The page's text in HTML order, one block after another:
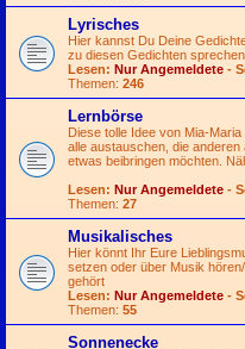
Lyrisches
Hier kannst Du Deine
zu diesen Gedichten sprechen.
Lesen: Nur Angemeldete -
Themen: 246
Lernbörse
Diese tolle Idee von Mia-
alle austauschen, die
etwas beibringen möchten.
Lesen: Nur Angemeldete -
Themen: 27
Musikalisches
Hier könnt Ihr Eure
setzen oder über Musik
gehört
Lesen: Nur Angemeldete -
Themen: 55
Sonnenecke